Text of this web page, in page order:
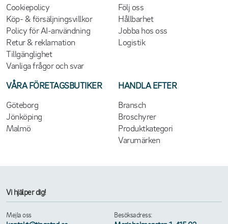
Cookiepolicy
Köp- & försäljningsvillkor
Policy för AI-användning
Retur & reklamation
Tillgänglighet
Vanliga frågor och svar
Följ oss
Hållbarhet
Jobba hos oss
Logistik
VÅRA FÖRETAGSBUTIKER
Göteborg
Jönköping
Malmö
HANDLA EFTER
Bransch
Broschyrer
Produktkategori
Varumärken
Vi hjälper dig!
Mejla oss Besöksadress: